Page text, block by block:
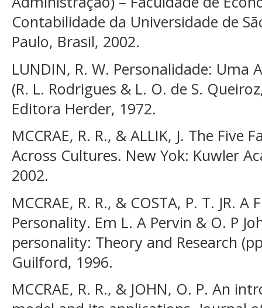
Contabilidade da Universidade de
Paulo, Brasil, 2002.
LUNDIN, R. W. Personalidade:
(R. L. Rodrigues & L. O. de S.
Editora Herder, 1972.
MCCRAE, R. R., & ALLIK, J. The
Across Cultures. New Yok: Kuwler
2002.
MCCRAE, R. R., & COSTA, P. T. JR.
Personality. Em L. A Pervin & O. P
personality: Theory and Research
Guilford, 1996.
MCCRAE, R. R., & JOHN, O. P. An